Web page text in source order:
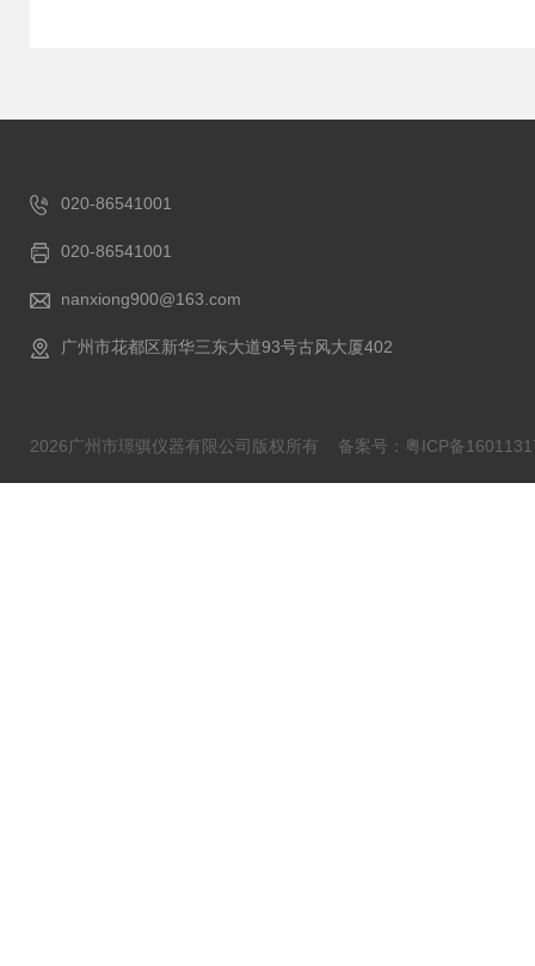
020-86541001
020-86541001
nanxiong900@163.com
广州市花都区新华三东大道93号古风大厦402
2026广州市璟骐仪器有限公司版权所有 备案号：粤ICP备